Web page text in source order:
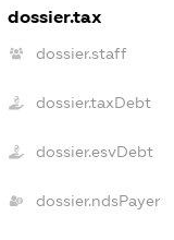
dossier.tax
dossier.staff
dossier.taxDebt
dossier.esvDebt
dossier.ndsPayer